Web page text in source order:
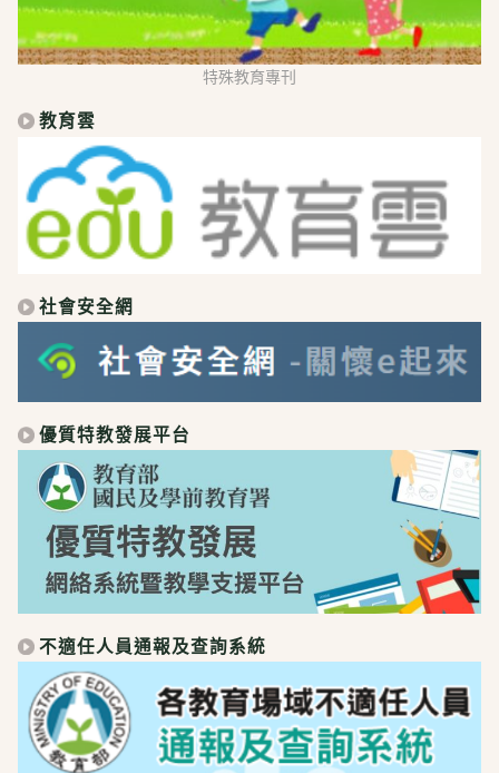
特殊教育專刊
教育雲
社會安全網
優質特教發展平台
不適任人員通報及查詢系統